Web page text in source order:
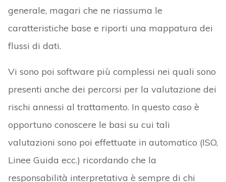
generale, magari che ne riassuma le
caratteristiche base e riporti una mappatura dei
flussi di dati.
Vi sono poi software più complessi nei quali sono
presenti anche dei percorsi per la valutazione dei
rischi annessi al trattamento. In questo caso è
opportuno conoscere le basi su cui tali
valutazioni sono poi effettuate in automatico (ISO,
Linee Guida ecc.) ricordando che la
responsabilità interpretativa è sempre di chi